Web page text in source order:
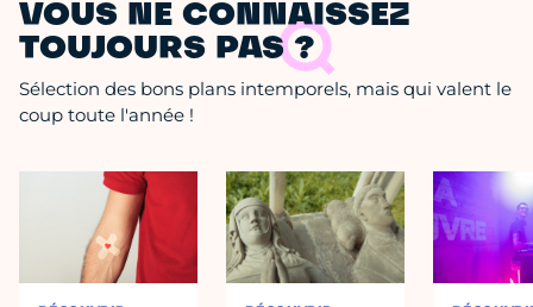
VOUS NE CONNAISSEZ
TOUJOURS PAS ?
Sélection des bons plans intemporels, mais qui valent le
coup toute l'année !